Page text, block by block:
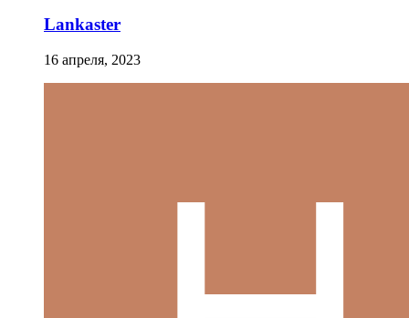
Lankaster
16 апреля, 2023